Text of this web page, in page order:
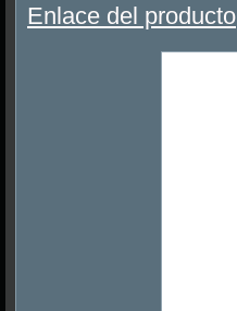
Enlace del producto